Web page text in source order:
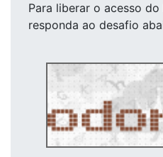
Para liberar o acesso do
responda ao desafio